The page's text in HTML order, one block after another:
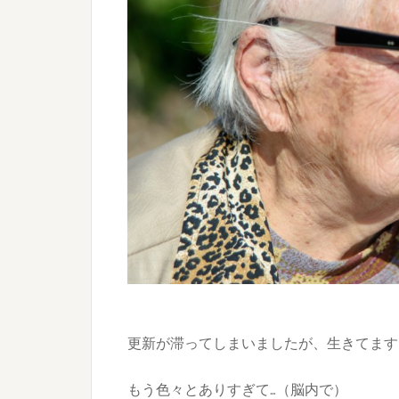
更新が滞ってしまいましたが、生きてま
もう色々とありすぎて…（脳内で）